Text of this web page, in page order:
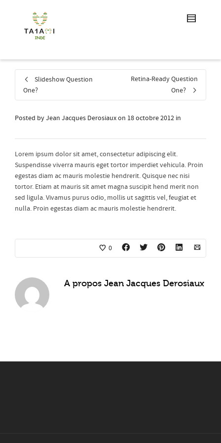
Slideshow Question
One?
Retina-Ready Question
One?
Posted byJean Jacques Derosiauxon 18 octobre 2012 in
Lorem ipsum dolor sit amet, consectetur adipiscing elit.
Suspendisse viverra mauris eget tortor imperdiet vehicula. Proin
egestas diam ac mauris molestie hendrerit. Quisque nec nisi
tortor. Etiam at mauris sit amet magna suscipit hend merit non
sed ligula. Vivamus purus odio, mollis ut sagittis vel, feugiat et
nulla. Proin egestas diam ac mauris molestie hendrerit.
0
A propos Jean Jacques Derosiaux